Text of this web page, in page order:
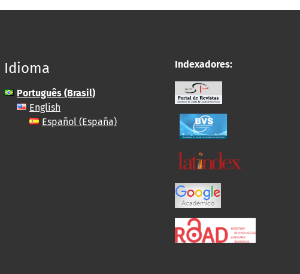
Idioma
Português (Brasil)
English
Español (España)
Indexadores: